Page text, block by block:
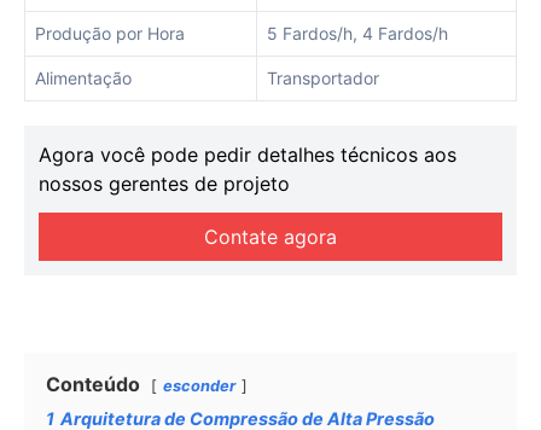
Produção por Hora 5 Fardos/h, 4 Fardos/h
Alimentação Transportador
Agora você pode pedir detalhes técnicos aos
nossos gerentes de projeto
Contate agora
Conteúdo esconder
1 Arquitetura de Compressão de Alta Pressão